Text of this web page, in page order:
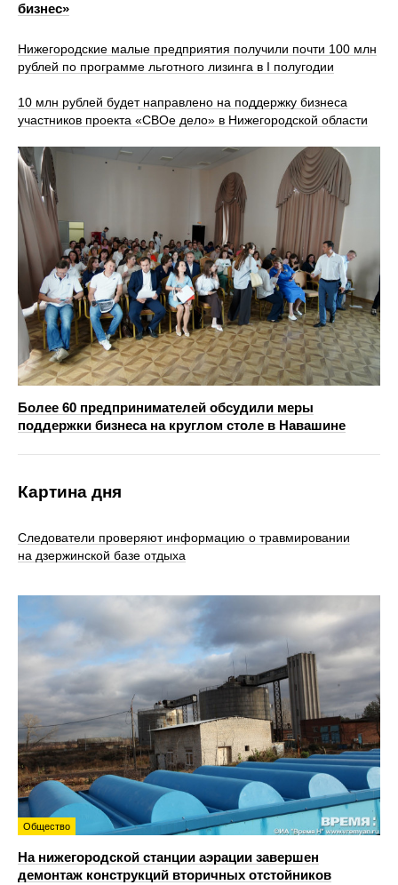
бизнес»
Нижегородские малые предприятия получили почти 100 млн
рублей по программе льготного лизинга в I полугодии
10 млн рублей будет направлено на поддержку бизнеса
участников проекта «СВОе дело» в Нижегородской области
Более 60 предпринимателей обсудили меры
поддержки бизнеса на круглом столе в Навашине
Картина дня
Следователи проверяют информацию о травмировании
на дзержинской базе отдыха
Общество
На нижегородской станции аэрации завершен
демонтаж конструкций вторичных отстойников